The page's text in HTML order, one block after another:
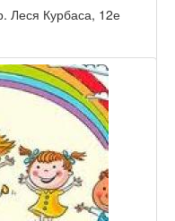
Леся Курбаса, 12е